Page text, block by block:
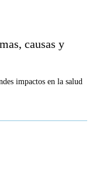
causas y
impactos en la salud